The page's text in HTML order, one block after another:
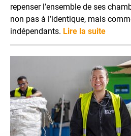
repenser l’ensemble de ses
non pas à l’identique, mais
indépendants. Lire la suite